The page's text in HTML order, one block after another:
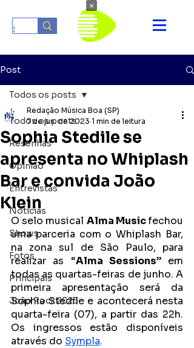
Post
Todos os posts
Resenhas
Opinião
Entrevistas
Notícias
Shows
Fotos
Principais
João Rock 2025
Todos os posts
Sophia Stedile se
apresenta no Whiplash
Bar e convida João
Klein
Redação Música Boa (SP)
7 de jun. de 2023 1 min de leitura
O selo musical Alma Music fechou
uma parceria com o Whiplash Bar,
na zona sul de São Paulo, para
realizar as “Alma Sessions” em
todas as quartas-feiras de junho. A
primeira apresentação será da
Sophia Stedile e acontecerá nesta
quarta-feira (07), a partir das 22h.
Os ingressos estão disponíveis
através do Sympla.
×